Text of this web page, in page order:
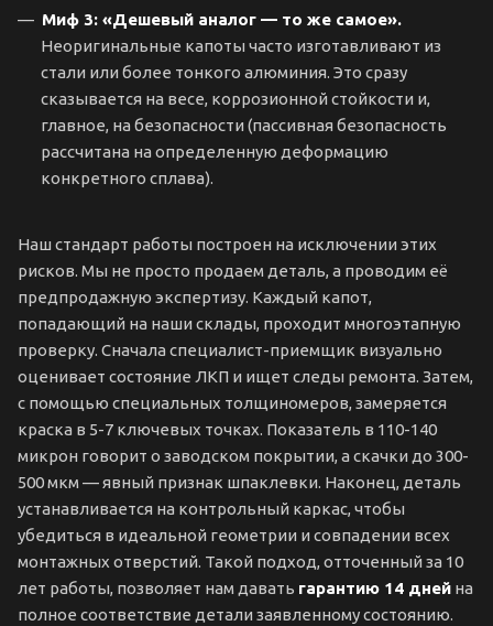
Миф 3: «Дешевый аналог — то же самое».
Неоригинальные капоты часто изготавливают из
стали или более тонкого алюминия. Это сразу
сказывается на весе, коррозионной стойкости и,
главное, на безопасности (пассивная безопасность
рассчитана на определенную деформацию
конкретного сплава).
Наш стандарт работы построен на исключении этих
рисков. Мы не просто продаем деталь, а проводим её
предпродажную экспертизу. Каждый капот,
попадающий на наши склады, проходит многоэтапную
проверку. Сначала специалист-приемщик визуально
оценивает состояние ЛКП и ищет следы ремонта. Затем,
с помощью специальных толщиномеров, замеряется
краска в 5-7 ключевых точках. Показатель в 110-140
микрон говорит о заводском покрытии, а скачки до 300-
500 мкм — явный признак шпаклевки. Наконец, деталь
устанавливается на контрольный каркас, чтобы
убедиться в идеальной геометрии и совпадении всех
монтажных отверстий. Такой подход, отточенный за 10
лет работы, позволяет нам давать гарантию 14 дней на
полное соответствие детали заявленному состоянию.